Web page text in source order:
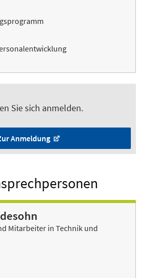
Sie sich anmelden.
Anmeldung
Mitarbeiter in Technik und